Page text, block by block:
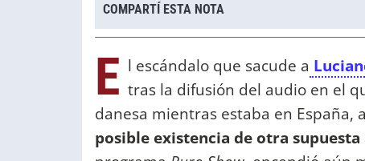
COMPARTÍ ESTA NOTA
E l escándalo que sacude a
tras la difusión del audio en el
danesa mientras estaba en
posible existencia de otra